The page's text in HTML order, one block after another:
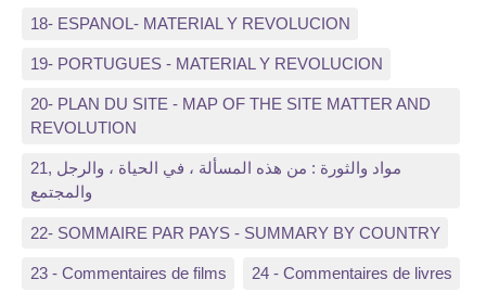
18- ESPANOL- MATERIAL Y REVOLUCION
19- PORTUGUES - MATERIAL Y REVOLUCION
20- PLAN DU SITE - MAP OF THE SITE MATTER AND
REVOLUTION
21, مواد والثورة : من هذه المسألة ، في الحياة ، والرجل
والمجتمع
22- SOMMAIRE PAR PAYS - SUMMARY BY COUNTRY
23 - Commentaires de films 24 - Commentaires de livres